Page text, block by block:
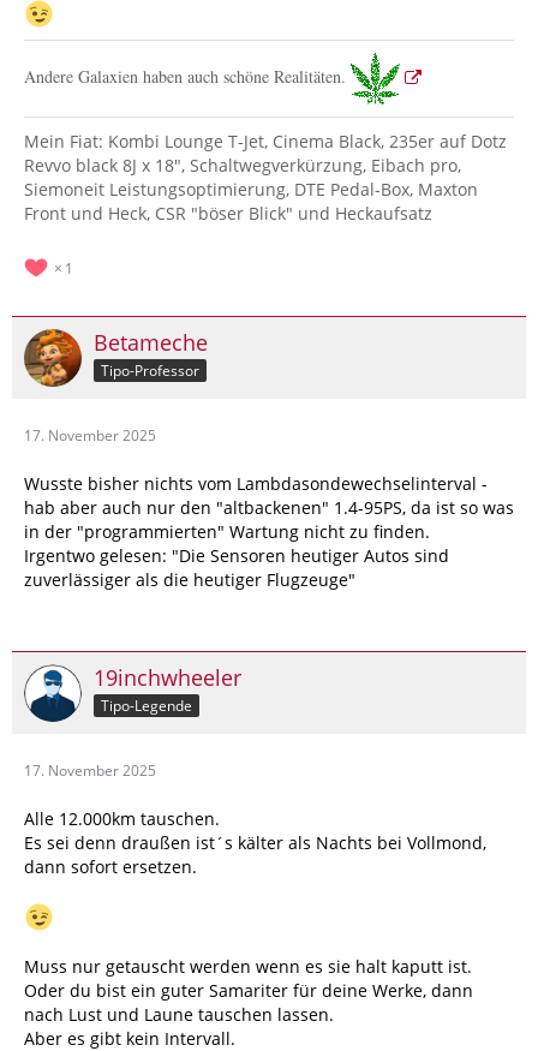
Andere Galaxien haben auch schöne Realitäten.
Mein Fiat: Kombi Lounge T-Jet, Cinema Black, 235er auf Dotz
Revvo black 8J x 18", Schaltwegverkürzung, Eibach pro,
Siemoneit Leistungsoptimierung, DTE Pedal-Box, Maxton
Front und Heck, CSR "böser Blick" und Heckaufsatz
1
Betameche
Tipo-Professor
17. November 2025
Wusste bisher nichts vom Lambdasondewechselinterval -
hab aber auch nur den "altbackenen" 1.4-95PS, da ist so was
in der "programmierten" Wartung nicht zu finden.
Irgentwo gelesen: "Die Sensoren heutiger Autos sind
zuverlässiger als die heutiger Flugzeuge"
19inchwheeler
Tipo-Legende
17. November 2025
Alle 12.000km tauschen.
Es sei denn draußen ist´s kälter als Nachts bei Vollmond,
dann sofort ersetzen.
Muss nur getauscht werden wenn es sie halt kaputt ist.
Oder du bist ein guter Samariter für deine Werke, dann
nach Lust und Laune tauschen lassen.
Aber es gibt kein Intervall.